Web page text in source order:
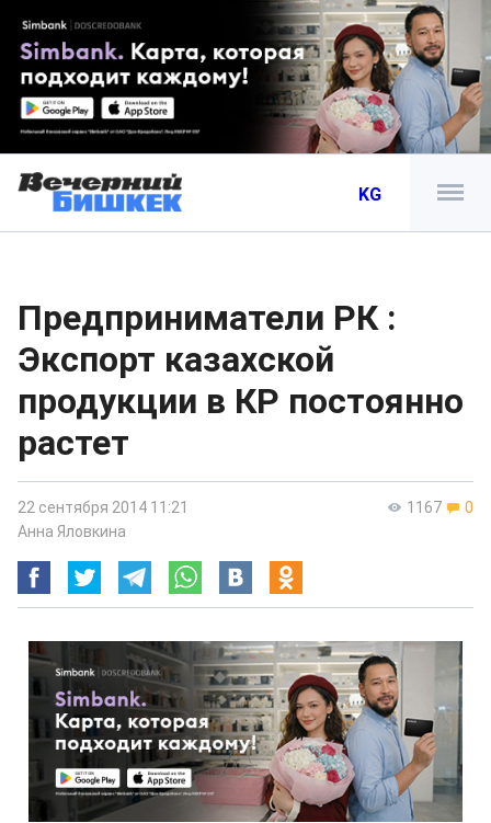
KG
Предприниматели РК :
Экспорт казахской
продукции в КР постоянно
растет
1167 0
22 сентября 2014 11:21
Анна Яловкина